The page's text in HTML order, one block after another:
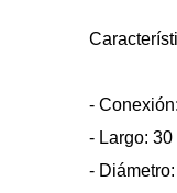
-
- Largo: 30
-